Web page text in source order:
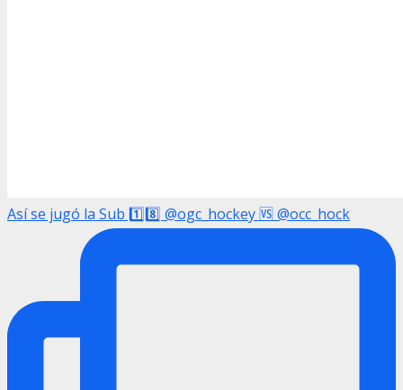
Así se jugó la Sub 1️⃣8️⃣ @ogc_hockey 🆚 @occ_hock